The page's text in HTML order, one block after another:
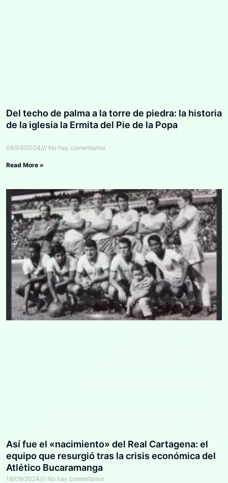
Del techo de palma a la torre de piedra: la historia
de la iglesia la Ermita del Pie de la Popa
06/09/2024 No hay comentarios
Read More »
Así fue el «nacimiento» del Real Cartagena: el
equipo que resurgió tras la crisis económica del
Atlético Bucaramanga
19/09/2024 No hay comentarios